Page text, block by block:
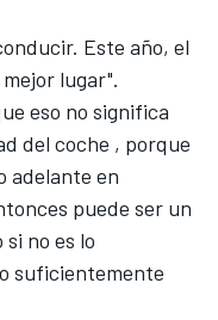
Este año, el
lugar".
eso no significa
del coche , porque
adelante en
puede ser un
si no es lo
suficientemente